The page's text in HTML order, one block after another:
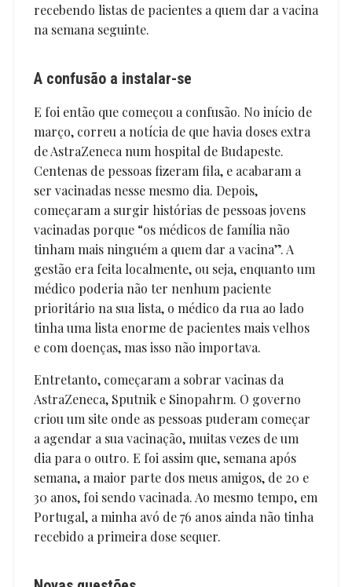
recebendo listas de pacientes a quem dar a vacina
na semana seguinte.
A confusão a instalar-se
E foi então que começou a confusão. No início de
março, correu a notícia de que havia doses extra
de AstraZeneca num hospital de Budapeste.
Centenas de pessoas fizeram fila, e acabaram a
ser vacinadas nesse mesmo dia. Depois,
começaram a surgir histórias de pessoas jovens
vacinadas porque “os médicos de família não
tinham mais ninguém a quem dar a vacina”. A
gestão era feita localmente, ou seja, enquanto um
médico poderia não ter nenhum paciente
prioritário na sua lista, o médico da rua ao lado
tinha uma lista enorme de pacientes mais velhos
e com doenças, mas isso não importava.
Entretanto, começaram a sobrar vacinas da
AstraZeneca, Sputnik e Sinopahrm. O governo
criou um site onde as pessoas puderam começar
a agendar a sua vacinação, muitas vezes de um
dia para o outro. E foi assim que, semana após
semana, a maior parte dos meus amigos, de 20 e
30 anos, foi sendo vacinada. Ao mesmo tempo, em
Portugal, a minha avó de 76 anos ainda não tinha
recebido a primeira dose sequer.